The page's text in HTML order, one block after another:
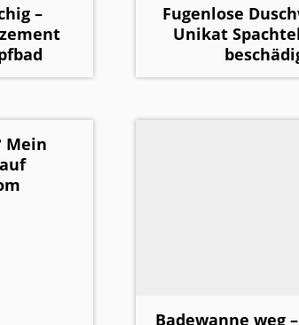
–
Fugenlose
Unikat
Mein
Badewanne weg